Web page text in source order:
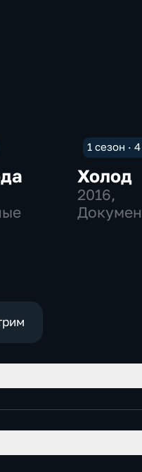
1 сезон ·
Холод
2016,